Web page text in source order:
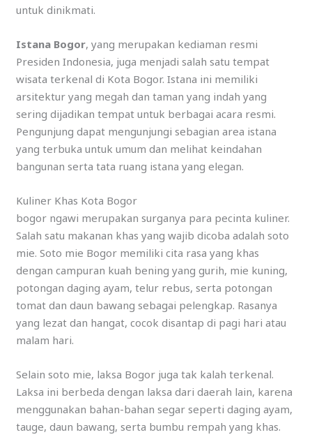
untuk dinikmati.
Istana Bogor, yang merupakan kediaman resmi
Presiden Indonesia, juga menjadi salah satu tempat
wisata terkenal di Kota Bogor. Istana ini memiliki
arsitektur yang megah dan taman yang indah yang
sering dijadikan tempat untuk berbagai acara resmi.
Pengunjung dapat mengunjungi sebagian area istana
yang terbuka untuk umum dan melihat keindahan
bangunan serta tata ruang istana yang elegan.
Kuliner Khas Kota Bogor
bogor ngawi merupakan surganya para pecinta kuliner.
Salah satu makanan khas yang wajib dicoba adalah soto
mie. Soto mie Bogor memiliki cita rasa yang khas
dengan campuran kuah bening yang gurih, mie kuning,
potongan daging ayam, telur rebus, serta potongan
tomat dan daun bawang sebagai pelengkap. Rasanya
yang lezat dan hangat, cocok disantap di pagi hari atau
malam hari.
Selain soto mie, laksa Bogor juga tak kalah terkenal.
Laksa ini berbeda dengan laksa dari daerah lain, karena
menggunakan bahan-bahan segar seperti daging ayam,
tauge, daun bawang, serta bumbu rempah yang khas.